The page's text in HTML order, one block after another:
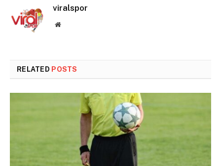
viralspor
Website
RELATED POSTS